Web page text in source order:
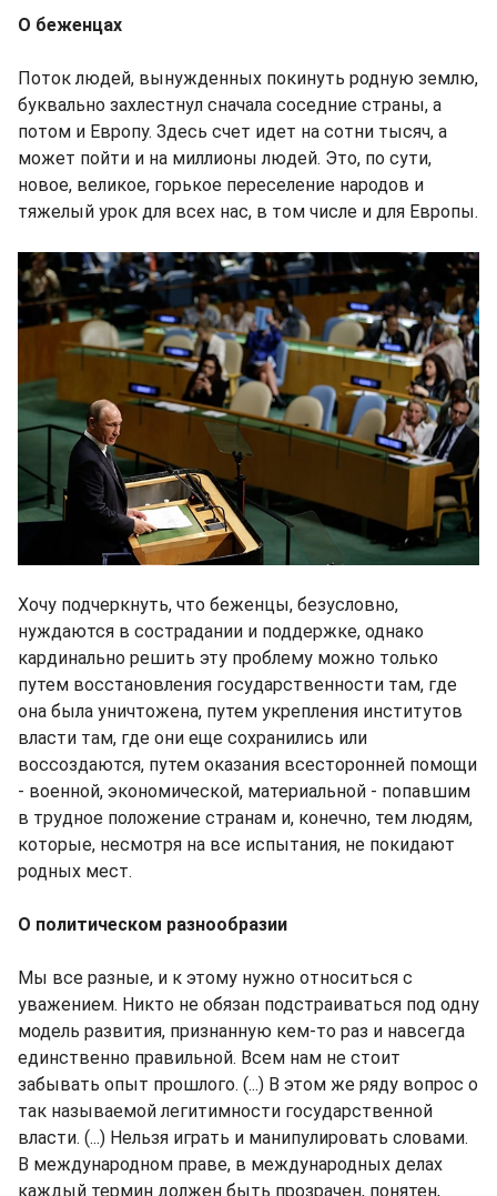
О беженцах
Поток людей, вынужденных покинуть родную землю,
буквально захлестнул сначала соседние страны, а
потом и Европу. Здесь счет идет на сотни тысяч, а
может пойти и на миллионы людей. Это, по сути,
новое, великое, горькое переселение народов и
тяжелый урок для всех нас, в том числе и для Европы.
Хочу подчеркнуть, что беженцы, безусловно,
нуждаются в сострадании и поддержке, однако
кардинально решить эту проблему можно только
путем восстановления государственности там, где
она была уничтожена, путем укрепления институтов
власти там, где они еще сохранились или
воссоздаются, путем оказания всесторонней помощи
- военной, экономической, материальной - попавшим
в трудное положение странам и, конечно, тем людям,
которые, несмотря на все испытания, не покидают
родных мест.
О политическом разнообразии
Мы все разные, и к этому нужно относиться с
уважением. Никто не обязан подстраиваться под одну
модель развития, признанную кем-то раз и навсегда
единственно правильной. Всем нам не стоит
забывать опыт прошлого. (...) В этом же ряду вопрос о
так называемой легитимности государственной
власти. (...) Нельзя играть и манипулировать словами.
В международном праве, в международных делах
каждый термин должен быть прозрачен, понятен,